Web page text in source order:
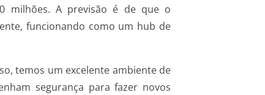
milhões. A previsão é de que o
funcionando como um hub de
temos um excelente ambiente de
segurança para fazer novos